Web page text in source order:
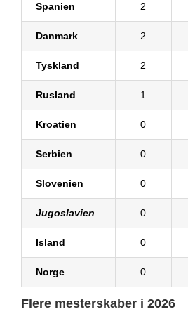
Spanien 2
Danmark 2
Tyskland 2
Rusland 1
Kroatien 0
Serbien 0
Slovenien 0
Jugoslavien 0
Island 0
Norge 0
Flere mesterskaber i 2026